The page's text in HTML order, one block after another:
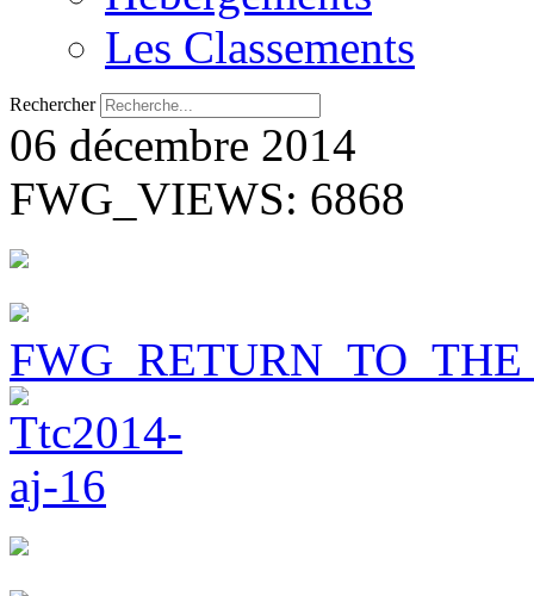
Les Classements
Rechercher
06 décembre 2014
FWG_VIEWS: 6868